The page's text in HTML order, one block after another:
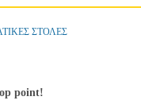
ΣΤΟΛΕΣ
point!